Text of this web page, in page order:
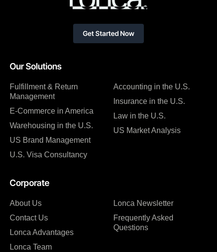
Our Solutions
Fulfillment & Return
Management
E-Commerce in America
Warehousing in the U.S.
US Brand Management
U.S. Visa Consultancy
Accounting in the U.S.
Insurance in the U.S.
Law in the U.S.
US Market Analysis
Corporate
About Us
Contact Us
Lonca Advantages
Lonca Team
Lonca Newsletter
Frequently Asked
Questions
Get Started Now